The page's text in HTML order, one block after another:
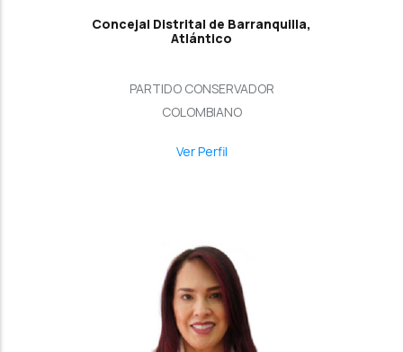
Concejal Distrital de Barranquilla,
Atlántico
PARTIDO CONSERVADOR
COLOMBIANO
Ver Perfil